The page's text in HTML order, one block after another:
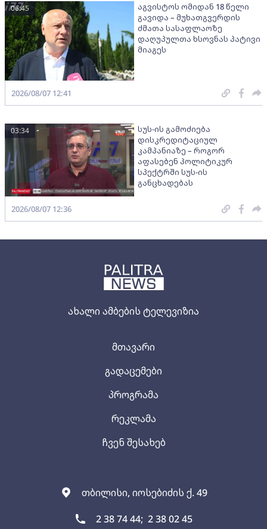
ახალი ამბების ტელევიზია
თბილისი, იოსებიძის ქ. 49
2 38 74 44; 2 38 02 45
მთავარი
გადაცემები
პროგრამა
რეკლამა
ჩვენ შესახებ
აგვისტოს ომიდან 18 წელი
გავიდა – მუხათგვერდის
ძმათა სასაფლაოზე
დაღუპულთა ხსოვნას პატივი
მიაგეს
06:45
2026/08/07 12:41
სუს-ის გამოძიება
დისკრედიტაციულ
კამპანიაზე – როგორ
აფასებენ პოლიტიკურ
სპექტრში სუს-ის
განცხადებას
03:34
2026/08/07 12:36